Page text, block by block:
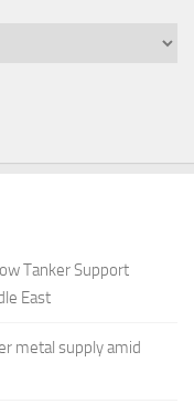
Tanker Support
East
metal supply amid